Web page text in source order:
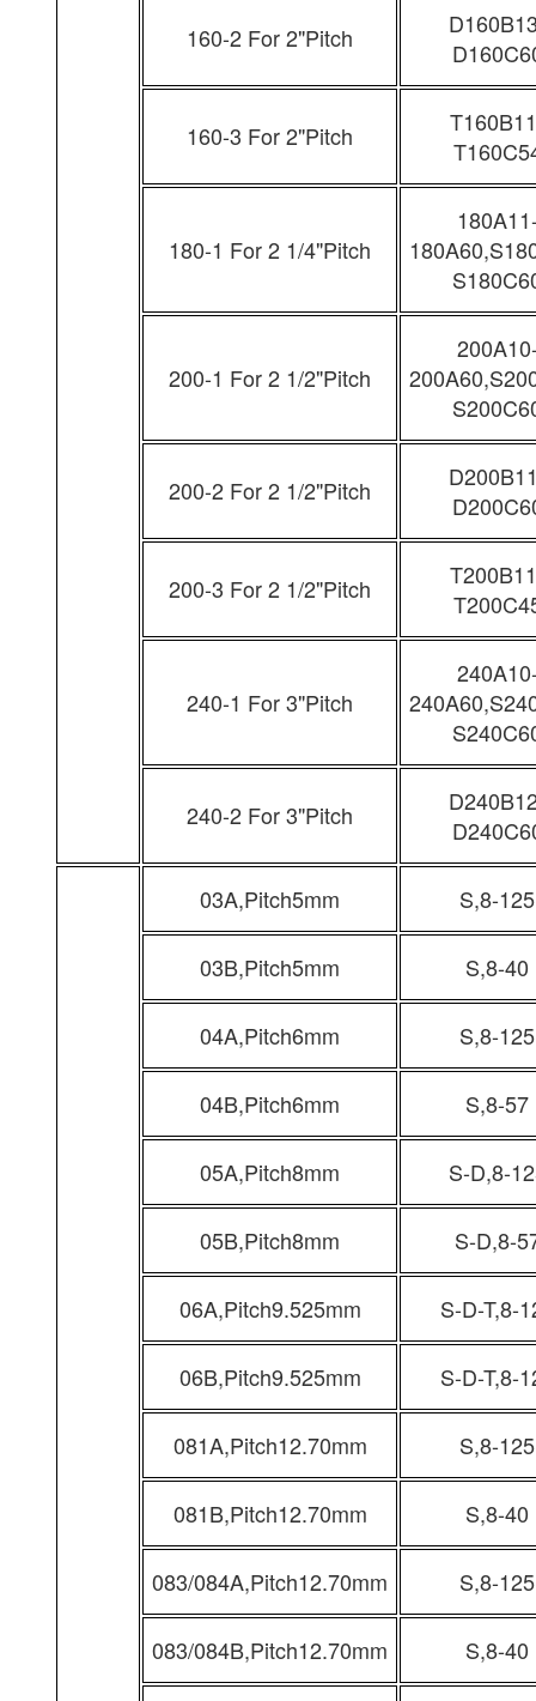
160-2 For 2"Pitch
160-3 For 2"Pitch
180-1 For 2 1/4"Pitch
200-1 For 2 1/2"Pitch
200-2 For 2 1/2"Pitch
200-3 For 2 1/2"Pitch
240-1 For 3"Pitch
240-2 For 3"Pitch
03A,Pitch5mm S,8-125
03B,Pitch5mm S,8-40
04A,Pitch6mm S,8-125
04B,Pitch6mm S,8-57
05A,Pitch8mm S-D,8-
05B,Pitch8mm S-D,8-
06A,Pitch9.525mm S-D-T,8-
06B,Pitch9.525mm S-D-T,8-
081A,Pitch12.70mm S,8-125
081B,Pitch12.70mm S,8-40
083/084A,Pitch12.70mm S,8-125
083/084B,Pitch12.70mm S,8-40